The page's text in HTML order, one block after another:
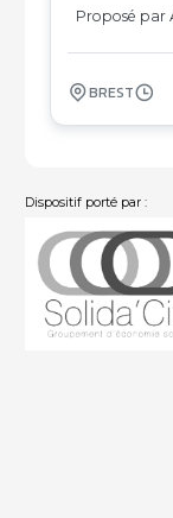
Proposé par
BREST
Dispositif porté par :